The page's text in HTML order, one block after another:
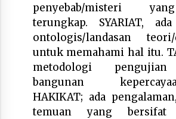
penyebab/misteri
terungkap. SYARIAT,
ontologis/landasan
untuk memahami hal itu.
metodologi
bangunan
HAKIKAT; ada
temuan yang bersifat